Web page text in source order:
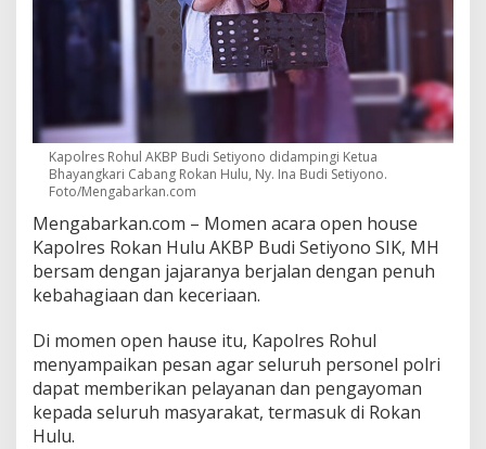
Kapolres Rohul AKBP Budi Setiyono didampingi Ketua
Bhayangkari Cabang Rokan Hulu, Ny. Ina Budi Setiyono.
Foto/Mengabarkan.com
Mengabarkan.com – Momen acara open house
Kapolres Rokan Hulu AKBP Budi Setiyono SIK, MH
bersam dengan jajaranya berjalan dengan penuh
kebahagiaan dan keceriaan.
Di momen open hause itu, Kapolres Rohul
menyampaikan pesan agar seluruh personel polri
dapat memberikan pelayanan dan pengayoman
kepada seluruh masyarakat, termasuk di Rokan
Hulu.